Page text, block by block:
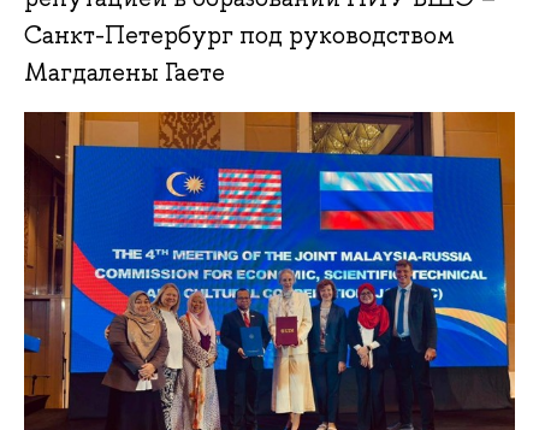
Санкт-Петербург под руководством
Магдалены Гаете